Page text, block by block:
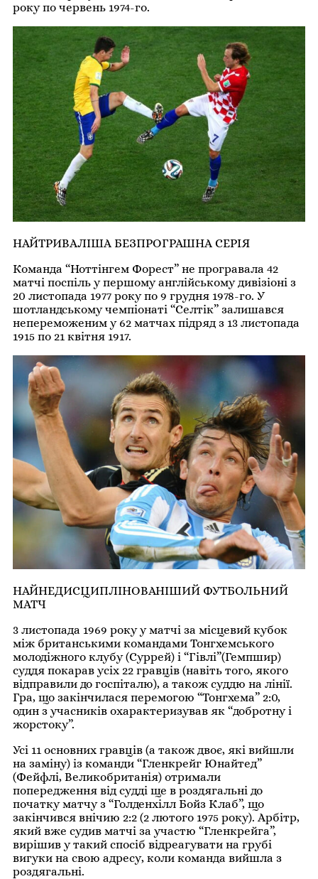
року по червень 1974-го.
НАЙТРИВАЛІША БЕЗПРОГРАШНА СЕРІЯ
Команда “Ноттінгем Форест” не програвала 42
матчі поспіль у першому англійському дивізіоні з
20 листопада 1977 року по 9 грудня 1978-го. У
шотландському чемпіонаті “Селтік” залишався
непереможеним у 62 матчах підряд з 13 листопада
1915 по 21 квітня 1917.
НАЙНЕДИСЦИПЛІНОВАНІШИЙ ФУТБОЛЬНИЙ
МАТЧ
3 листопада 1969 року у матчі за місцевий кубок
між британськими командами Тонгхемського
молодіжного клубу (Суррей) і “Гівлі”(Гемпшир)
суддя покарав усіх 22 гравців (навіть того, якого
відправили до госпіталю), а також суддю на лінії.
Гра, що закінчилася перемогою “Тонгхема” 2:0,
один з учасників охарактеризував як “добротну і
жорстоку”.
Усі 11 основних гравців (а також двоє, які вийшли
на заміну) із команди “Гленкрейг Юнайтед”
(Фейфлі, Великобританія) отримали
попередження від судді ще в роздягальні до
початку матчу з “Голденхілл Бойз Клаб”, що
закінчився внічию 2:2 (2 лютого 1975 року). Арбітр,
який вже судив матчі за участю “Гленкрейга”,
вирішив у такий спосіб відреагувати на грубі
вигуки на свою адресу, коли команда вийшла з
роздягальні.